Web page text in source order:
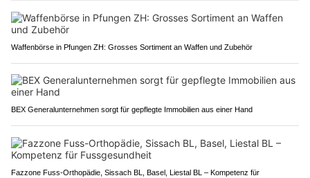
Waffenbörse in Pfungen ZH: Grosses Sortiment an Waffen und Zubehör
BEX Generalunternehmen sorgt für gepflegte Immobilien aus einer Hand
Fazzone Fuss-Orthopädie, Sissach BL, Basel, Liestal BL – Kompetenz für